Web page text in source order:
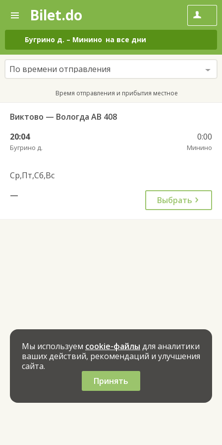
—
Поиск
и
покупка
билетов
на
автобус
онлайн
Bilet.do
Бугрино д. – Минино на все дни
По времени отправления
Время отправления и прибытия местное
Виктово — Вологда АВ 408
20:04
Бугрино д.
0:00
Минино
Ср,Пт,Сб,Вс
—
Выбрать
Мы используем cookie-файлы для аналитики
ваших действий, рекомендаций и улучшения
сайта.
Принять